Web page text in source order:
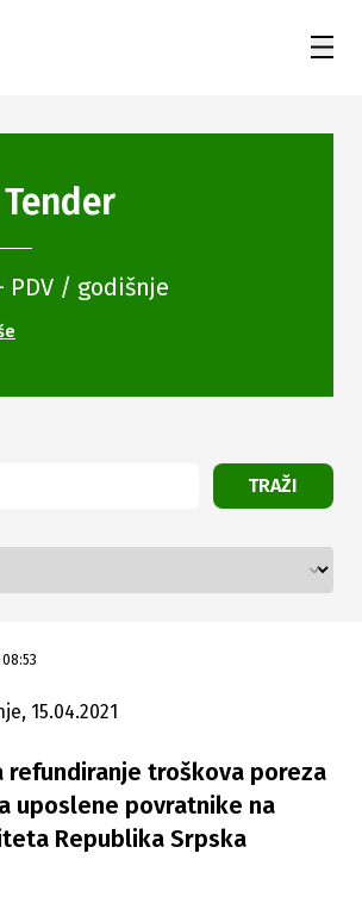
Tender
PDV / godišnje
TRAŽI
15.04.2021
refundiranje troškova poreza
uposlene povratnike na
Republika Srpska